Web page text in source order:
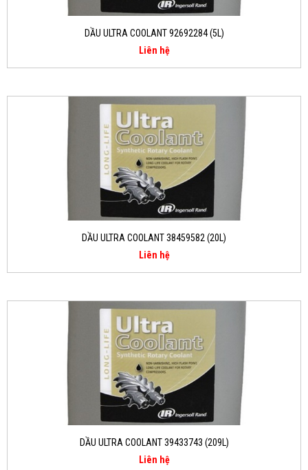
DẦU ULTRA COOLANT 92692284 (5L)
Liên hệ
DẦU ULTRA COOLANT 38459582 (20L)
Liên hệ
DẦU ULTRA COOLANT 39433743 (209L)
Liên hệ